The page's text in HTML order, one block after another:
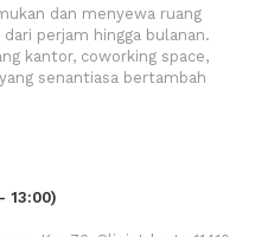
dan menyewa ruang
perjam hingga bulanan.
kantor, coworking space,
senantiasa bertambah
13:00)